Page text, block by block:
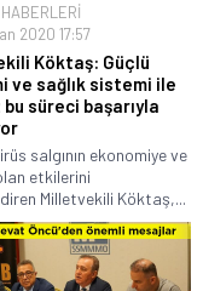
2020 17:57
Köktaş: Güçlü
ve sağlık sistemi ile
süreci başarıyla
salgının ekonomiye ve
etkilerini
Milletvekili Köktaş,...